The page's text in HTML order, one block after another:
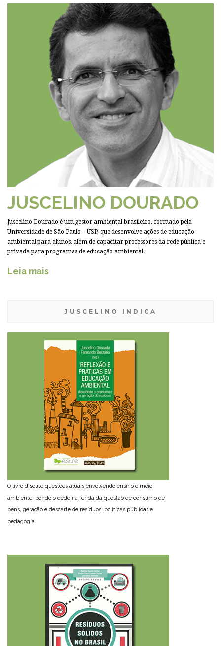
JUSCELINO DOURADO
Juscelino Dourado é um gestor ambiental brasileiro, formado pela
Universidade de São Paulo – USP, que desenvolve ações de educação
ambiental para alunos, além de capacitar professores da rede pública e
privada para programas de educação ambiental.
Leia mais
JUSCELINO INDICA
O livro discute questões atuais envolvendo ensino e meio
ambiente, pondo o dedo na ferida da questão de consumo de
bens, geração e descarte de resíduos, políticas públicas e
pedagogia.